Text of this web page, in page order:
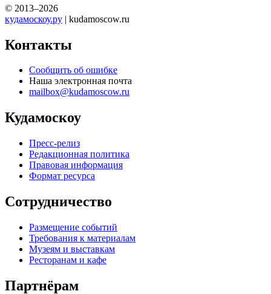
© 2013–2026
кудамоскоу.ру | kudamoscow.ru
Контакты
Сообщить об ошибке
Наша электронная почта
mailbox@kudamoscow.ru
Кудамоскоу
Пресс-релиз
Редакционная политика
Правовая информация
Формат ресурса
Сотрудничество
Размещение событий
Требования к материалам
Музеям и выставкам
Ресторанам и кафе
Партнёрам